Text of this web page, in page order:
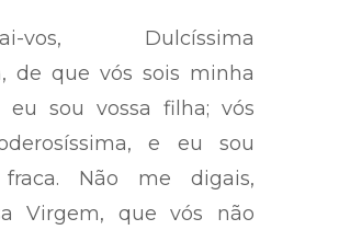
vos, Dulcíssima
de que vós sois minha
eu sou vossa filha; vós
e eu sou
Não me digais,
Virgem, que vós não